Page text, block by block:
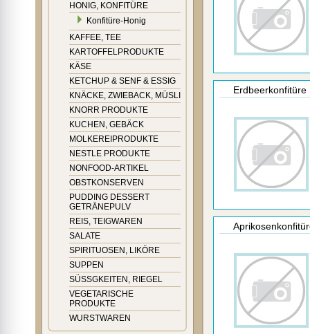
HONIG, KONFITÜRE
Konfitüre-Honig
KAFFEE, TEE
KARTOFFELPRODUKTE
KÄSE
KETCHUP & SENF & ESSIG
KNÄCKE, ZWIEBACK, MÜSLI
KNORR PRODUKTE
KUCHEN, GEBÄCK
MOLKEREIPRODUKTE
NESTLE PRODUKTE
NONFOOD-ARTIKEL
OBSTKONSERVEN
PUDDING DESSERT
GETRÄNEPULV
REIS, TEIGWAREN
SALATE
SPIRITUOSEN, LIKÖRE
SUPPEN
SÜSSGKEITEN, RIEGEL
VEGETARISCHE
PRODUKTE
WURSTWAREN
Erdbeerkonfitüre